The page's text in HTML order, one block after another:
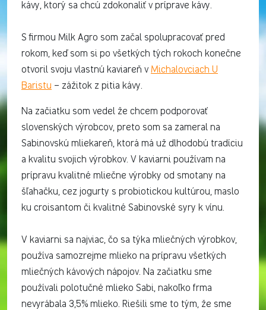
kávy, ktorý sa chcú zdokonaliť v príprave kávy.
S firmou Milk Agro som začal spolupracovať pred
rokom, keď som si po všetkých tých rokoch konečne
otvoril svoju vlastnú kaviareň v Michalovciach U
Baristu – zážitok z pitia kávy.
Na začiatku som vedel že chcem podporovať
slovenských výrobcov, preto som sa zameral na
Sabinovskú mliekareň, ktorá má už dlhodobú tradíciu
a kvalitu svojich výrobkov. V kaviarni používam na
prípravu kvalitné mliečne výrobky od smotany na
šľahačku, cez jogurty s probiotickou kultúrou, maslo
ku croisantom či kvalitné Sabinovské syry k vínu.
V kaviarni sa najviac, čo sa týka mliečných výrobkov,
používa samozrejme mlieko na prípravu všetkých
mliečných kávových nápojov. Na začiatku sme
používali polotučné mlieko Sabi, nakoľko frma
nevyrábala 3,5% mlieko. Riešili sme to tým, že sme